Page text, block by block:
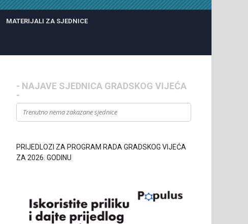
MATERIJALI ZA SJEDNICE
- NAJAVE SJEDNICA GRADSKOG VIJEĆA
-
Trenutno nema zakazane sjednice
PRIJEDLOZI ZA PROGRAM RADA GRADSKOG VIJEĆA
ZA 2026. GODINU